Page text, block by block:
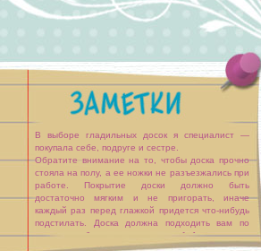
В выборе гладильных досок я специалист —
покупала себе, подруге и сестре.
Обратите внимание на то, чтобы доска прочно
стояла на полу, а ее ножки не разъезжались при
работе. Покрытие доски должно быть
достаточно мягким и не пригорать, иначе
каждый раз перед глажкой придется что-нибудь
подстилать. Доска должна подходить вам по
высоте, чтобы процесс глажки не [...]